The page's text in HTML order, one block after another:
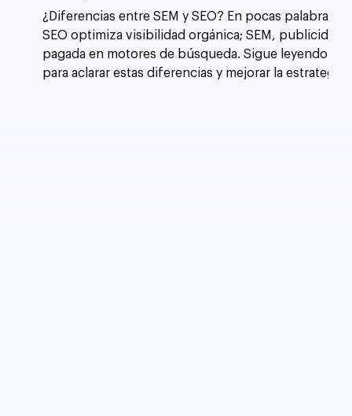
¿Diferencias entre SEM y SEO? En pocas palabras,
SEO optimiza visibilidad orgánica; SEM, publicidad
pagada en motores de búsqueda. Sigue leyendo
para aclarar estas diferencias y mejorar la estrategia